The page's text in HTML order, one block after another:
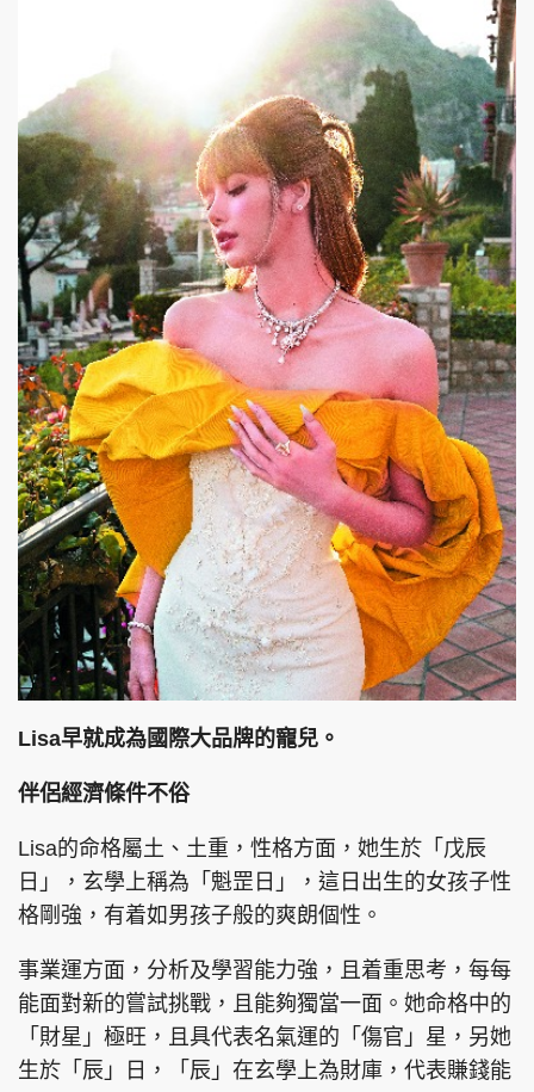
Lisa早就成為國際大品牌的寵兒。
伴侶經濟條件不俗
Lisa的命格屬土、土重，性格方面，她生於「戊辰
日」，玄學上稱為「魁罡日」，這日出生的女孩子性
格剛強，有着如男孩子般的爽朗個性。
事業運方面，分析及學習能力強，且着重思考，每每
能面對新的嘗試挑戰，且能夠獨當一面。她命格中的
「財星」極旺，且具代表名氣運的「傷官」星，另她
生於「辰」日，「辰」在玄學上為財庫，代表賺錢能